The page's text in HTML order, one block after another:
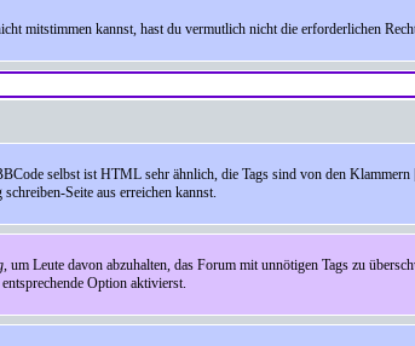
mitstimmen kannst, hast du vermutlich nicht die erforderlichen
selbst ist HTML sehr ähnlich, die Tags sind von den
Seite aus erreichen kannst.
, um Leute davon abzuhalten, das Forum mit unnötigen Tags zu
Option aktivierst.